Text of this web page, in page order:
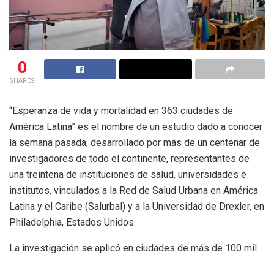
0
SHARES
“Esperanza de vida y mortalidad en 363 ciudades de
América Latina” es el nombre de un estudio dado a conocer
la semana pasada, desarrollado por más de un centenar de
investigadores de todo el continente, representantes de
una treintena de instituciones de salud, universidades e
institutos, vinculados a la Red de Salud Urbana en América
Latina y el Caribe (Salurbal) y a la Universidad de Drexler, en
Philadelphia, Estados Unidos.
La investigación se aplicó en ciudades de más de 100 mil